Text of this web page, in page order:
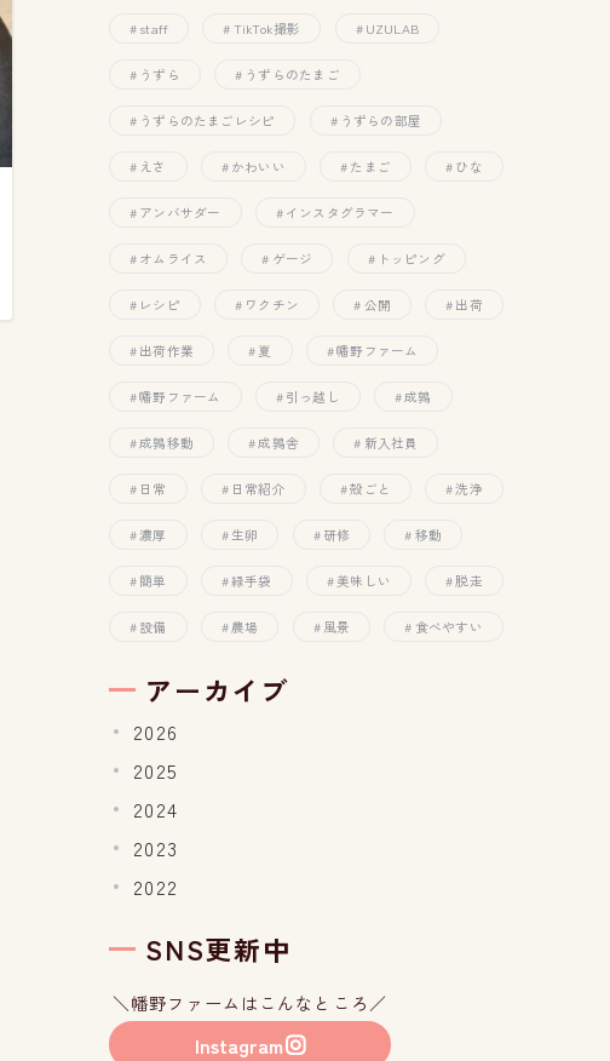
staff TikTok撮影 UZULAB
うずら うずらのたまご
うずらのたまごレシピ うずらの部屋
えさ かわいい たまご ひな
アンバサダー インスタグラマー
オムライス ゲージ トッピング
レシピ ワクチン 公開 出荷
出荷作業 夏 幡野ファーム
幡野ファーム 引っ越し 成鶉
成鶉移動 成鶉舎 新入社員
日常 日常紹介 殻ごと 洗浄
濃厚 生卵 研修 移動
簡単 緑手袋 美味しい 脱走
設備 農場 風景 食べやすい
アーカイブ
2026
2025
2024
2023
2022
SNS更新中
＼幡野ファームはこんなところ／
Instagram